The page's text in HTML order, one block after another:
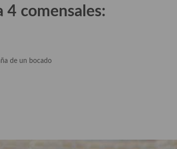
4 comensales:
de un bocado